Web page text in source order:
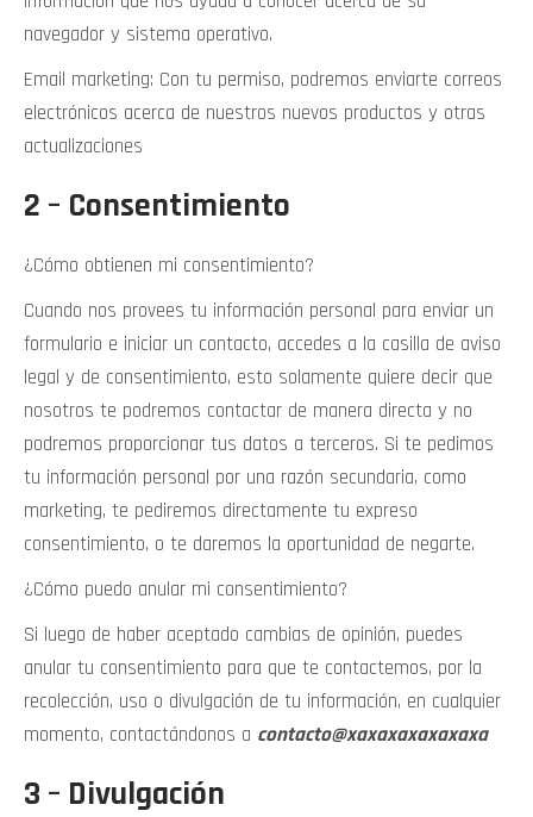
navegador y sistema operativo.
Email marketing: Con tu permiso, podremos enviarte correos
electrónicos acerca de nuestros nuevos productos y otras
actualizaciones
2 – Consentimiento
¿Cómo obtienen mi consentimiento?
Cuando nos provees tu información personal para enviar un
formulario e iniciar un contacto, accedes a la casilla de aviso
legal y de consentimiento, esto solamente quiere decir que
nosotros te podremos contactar de manera directa y no
podremos proporcionar tus datos a terceros. Si te pedimos
tu información personal por una razón secundaria, como
marketing, te pediremos directamente tu expreso
consentimiento, o te daremos la oportunidad de negarte.
¿Cómo puedo anular mi consentimiento?
Si luego de haber aceptado cambias de opinión, puedes
anular tu consentimiento para que te contactemos, por la
recolección, uso o divulgación de tu información, en cualquier
momento, contactándonos a contacto@xaxaxaxaxaxaxa
3 – Divulgación